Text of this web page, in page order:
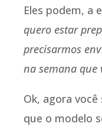
Eles podem, a
quero estar
precisarmos
na semana que
Ok, agora
que o modelo